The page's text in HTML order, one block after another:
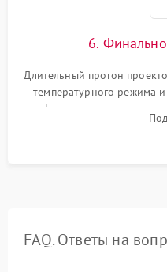
6.
Длительный прогон
температурного режима и
фокуса, контрастности
таблицах. Проверка
FAQ. Ответы на